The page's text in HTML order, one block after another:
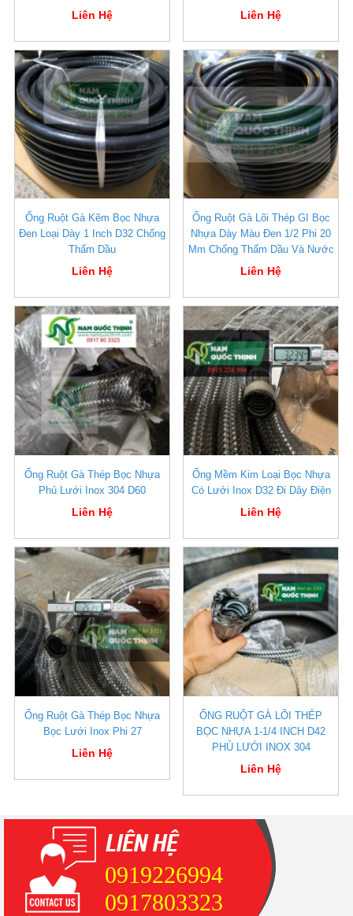
Liên Hệ Liên Hệ
Ống Ruột Gà Kẽm Bọc Nhựa
Đen Loại Dày 1 Inch D32 Chống
Thấm Dầu
Liên Hệ
Ống Ruột Gà Lõi Thép GI Bọc
Nhựa Dày Màu Đen 1/2 Phi 20
Mm Chống Thấm Dầu Và Nước
Liên Hệ
Ống Ruột Gà Thép Bọc Nhựa
Phủ Lưới Inox 304 D60
Liên Hệ
Ống Mềm Kim Loại Bọc Nhựa
Có Lưới Inox D32 Đi Dây Điện
Liên Hệ
Ống Ruột Gà Thép Bọc Nhựa
Bọc Lưới Inox Phi 27
Liên Hệ
ỐNG RUỘT GÀ LÕI THÉP
BỌC NHỰA 1-1/4 INCH D42
PHỦ LƯỚI INOX 304
Liên Hệ
0919226994
0917803323